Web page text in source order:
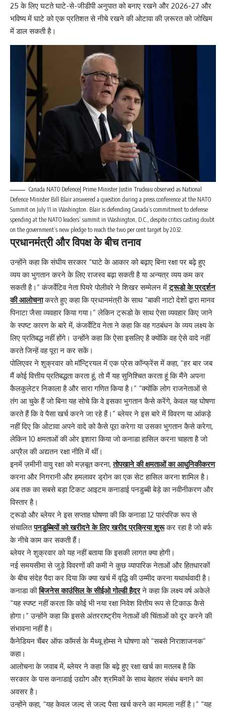
25 के लिए घटते घाटे-से-जीडीपी अनुपात को बनाए रखने और 2026-27 और
भविष्य में घाटे को एक प्रतिशत से नीचे रखने की ओटावा की ज़रूरत को जोखिम
में डाल सकती है।
Canada NATO Defence| Prime Minister Justin Trudeau observed as National
Defence Minister Bill Blair answered a question during a press conference at the NATO
Summit on July 11 in Washington. Blair is defending Canada’s commitment to defense
spending at the NATO leaders’ summit in Washington, D.C., despite critics casting doubt
on the government’s new pledge to reach the two per cent target by 2032.
प्रधानमंत्री और विपक्ष के बीच तनाव
उन्होंने कहा कि संघीय सरकार “घाटे के आकार को बढ़ाए बिना रक्षा पर बढ़े हुए
व्यय का भुगतान करने के लिए राजस्व बढ़ा सकती है या अन्यत्र व्यय कम कर
सकती है।” कंजर्वेटिव नेता पियरे पोलीवरे ने शिखर सम्मेलन मेंट्रूडो के प्रदर्शन
की आलोचनाकरते हुए कहा कि प्रधानमंत्री के साथ “बाकी नाटो देशों द्वारा मानव
पिनाटा जैसा व्यवहार किया गया।” लेकिन ट्रूडो के साथ ऐसा व्यवहार किए जाने
के स्पष्ट कारण के बारे में, कंजर्वेटिव नेता ने कहा कि वह गठबंधन के व्यय लक्ष्य के
लिए प्रतिबद्ध नहीं होंगे। उन्होंने कहा कि ऐसा इसलिए है क्योंकि वह ऐसे वादे नहीं
करते जिन्हें वह पूरा न कर सकें।
पोलिएवर ने शुक्रवार को मॉन्ट्रियल में एक प्रेस कॉन्फ्रेंस में कहा, “हर बार जब
मैं कोई वित्तीय प्रतिबद्धता करता हूं, तो मैं यह सुनिश्चित करता हूं कि मैंने अपना
कैलकुलेटर निकाला है और सारा गणित किया है।” “क्योंकि लोग राजनेताओं से
तंग आ चुके हैं जो बिना यह सोचे कि वे इसका भुगतान कैसे करेंगे, केवल यह घोषणा
करते हैं कि वे पैसा खर्च करने जा रहे हैं।” ब्लेयर ने इस बारे में विवरण या आंकड़े
नहीं दिए कि ओटावा अपने वादे को कैसे पूरा करेगा या उसका भुगतान कैसे करेगा,
लेकिन 10 क्षमताओं की ओर इशारा किया जो कनाडा हासिल करना चाहता है जो
अप्रैल की अद्यतन रक्षा नीति में थीं।
इनमें ज़मीनी वायु रक्षा को मज़बूत करना,तोपखाने की क्षमताओं का आधुनिकीकरण
करना और निगरानी और हमलावर ड्रोन का एक सेट हासिल करना शामिल है।
अब तक का सबसे बड़ा टिकट आइटम कनाडाई पनडुब्बी बेड़े का नवीनीकरण और
विस्तार है।
ट्रूडो और ब्लेयर ने इस सप्ताह घोषणा की कि कनाडा 12 पारंपरिक रूप से
संचालितपनडुब्बियों को खरीदने के लिए खरीद प्रक्रिया शुरूकर रहा है जो बर्फ
के नीचे काम कर सकती हैं।
ब्लेयर ने शुक्रवार को यह नहीं बताया कि इसकी लागत क्या होगी।
नई समयसीमा से जुड़े विवरणों की कमी ने कुछ व्यापारिक नेताओं और हितधारकों
के बीच संदेह पैदा कर दिया कि क्या खर्च में वृद्धि की उम्मीद करना यथार्थवादी है।
कनाडा कीबिजनेस काउंसिल के सीईओ गोल्डी हैदरने कहा कि लक्ष्य वर्ष अकेले
“यह स्पष्ट नहीं करता कि कोई भी नया रक्षा निवेश वित्तीय रूप से टिकाऊ कैसे
होगा।” उन्होंने कहा कि इससे अंतरराष्ट्रीय नेताओं की चिंताओं को दूर करने की
संभावना नहीं है।
कैनेडियन चैंबर ऑफ कॉमर्स के मैथ्यू होम्स ने घोषणा को “सबसे निराशाजनक”
कहा।
आलोचना के जवाब में, ब्लेयर ने कहा कि बढ़े हुए रक्षा खर्च का मतलब है कि
सरकार के पास कनाडाई उद्योग और श्रमिकों के साथ बेहतर संबंध बनाने का
अवसर है।
उन्होंने कहा, “यह केवल जल्द से जल्द पैसा खर्च करने का मामला नहीं है।” “यह